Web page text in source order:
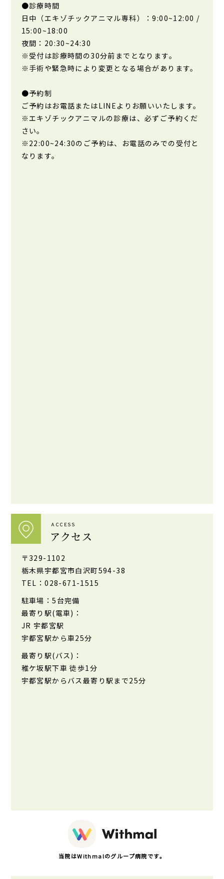
●診療時間
日中（エキゾチックアニマル専科）：9:00~12:00 /
15:00~18:00
夜間：20:30~24:30
※受付は診療時間の30分前までとなります。
※手術や緊急時により変更となる場合があります。
●予約制
ご予約はお電話またはLINEよりお願いいたします。
※エキゾチックアニマルの診療は、必ずご予約くだ
さい。
※22:00~24:30のご予約は、お電話のみでの受付と
なります。
ACCESS
アクセス
〒329-1102
栃木県宇都宮市白沢町594-38
TEL：028-671-1515
駐車場：5台完備
最寄り駅(電車)：
JR 宇都宮駅
宇都宮駅から車25分
最寄り駅(バス)：
稚ケ坂駅下車 徒歩1分
宇都宮駅からバス最寄り駅まで25分
当院はWithmalのグループ病院です。